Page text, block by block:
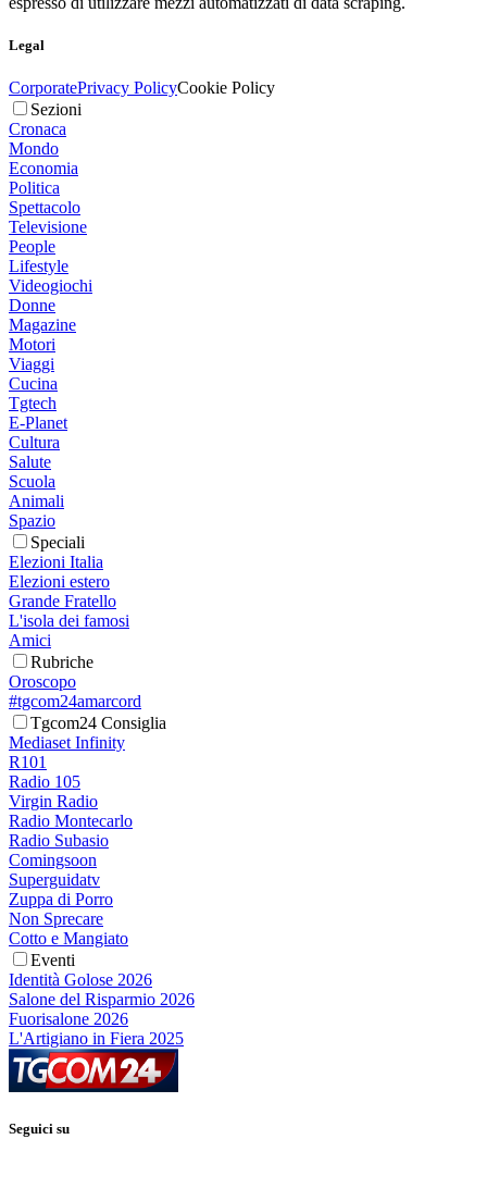
Legal
CorporatePrivacy PolicyCookie Policy
Sezioni
Cronaca
Mondo
Economia
Politica
Spettacolo
Televisione
People
Lifestyle
Videogiochi
Donne
Magazine
Motori
Viaggi
Cucina
Tgtech
E-Planet
Cultura
Salute
Scuola
Animali
Spazio
Speciali
Elezioni Italia
Elezioni estero
Grande Fratello
L'isola dei famosi
Amici
Rubriche
Oroscopo
#tgcom24amarcord
Tgcom24 Consiglia
Mediaset Infinity
R101
Radio 105
Virgin Radio
Radio Montecarlo
Radio Subasio
Comingsoon
Superguidatv
Zuppa di Porro
Non Sprecare
Cotto e Mangiato
Eventi
Identità Golose 2026
Salone del Risparmio 2026
Fuorisalone 2026
L'Artigiano in Fiera 2025
Seguici su